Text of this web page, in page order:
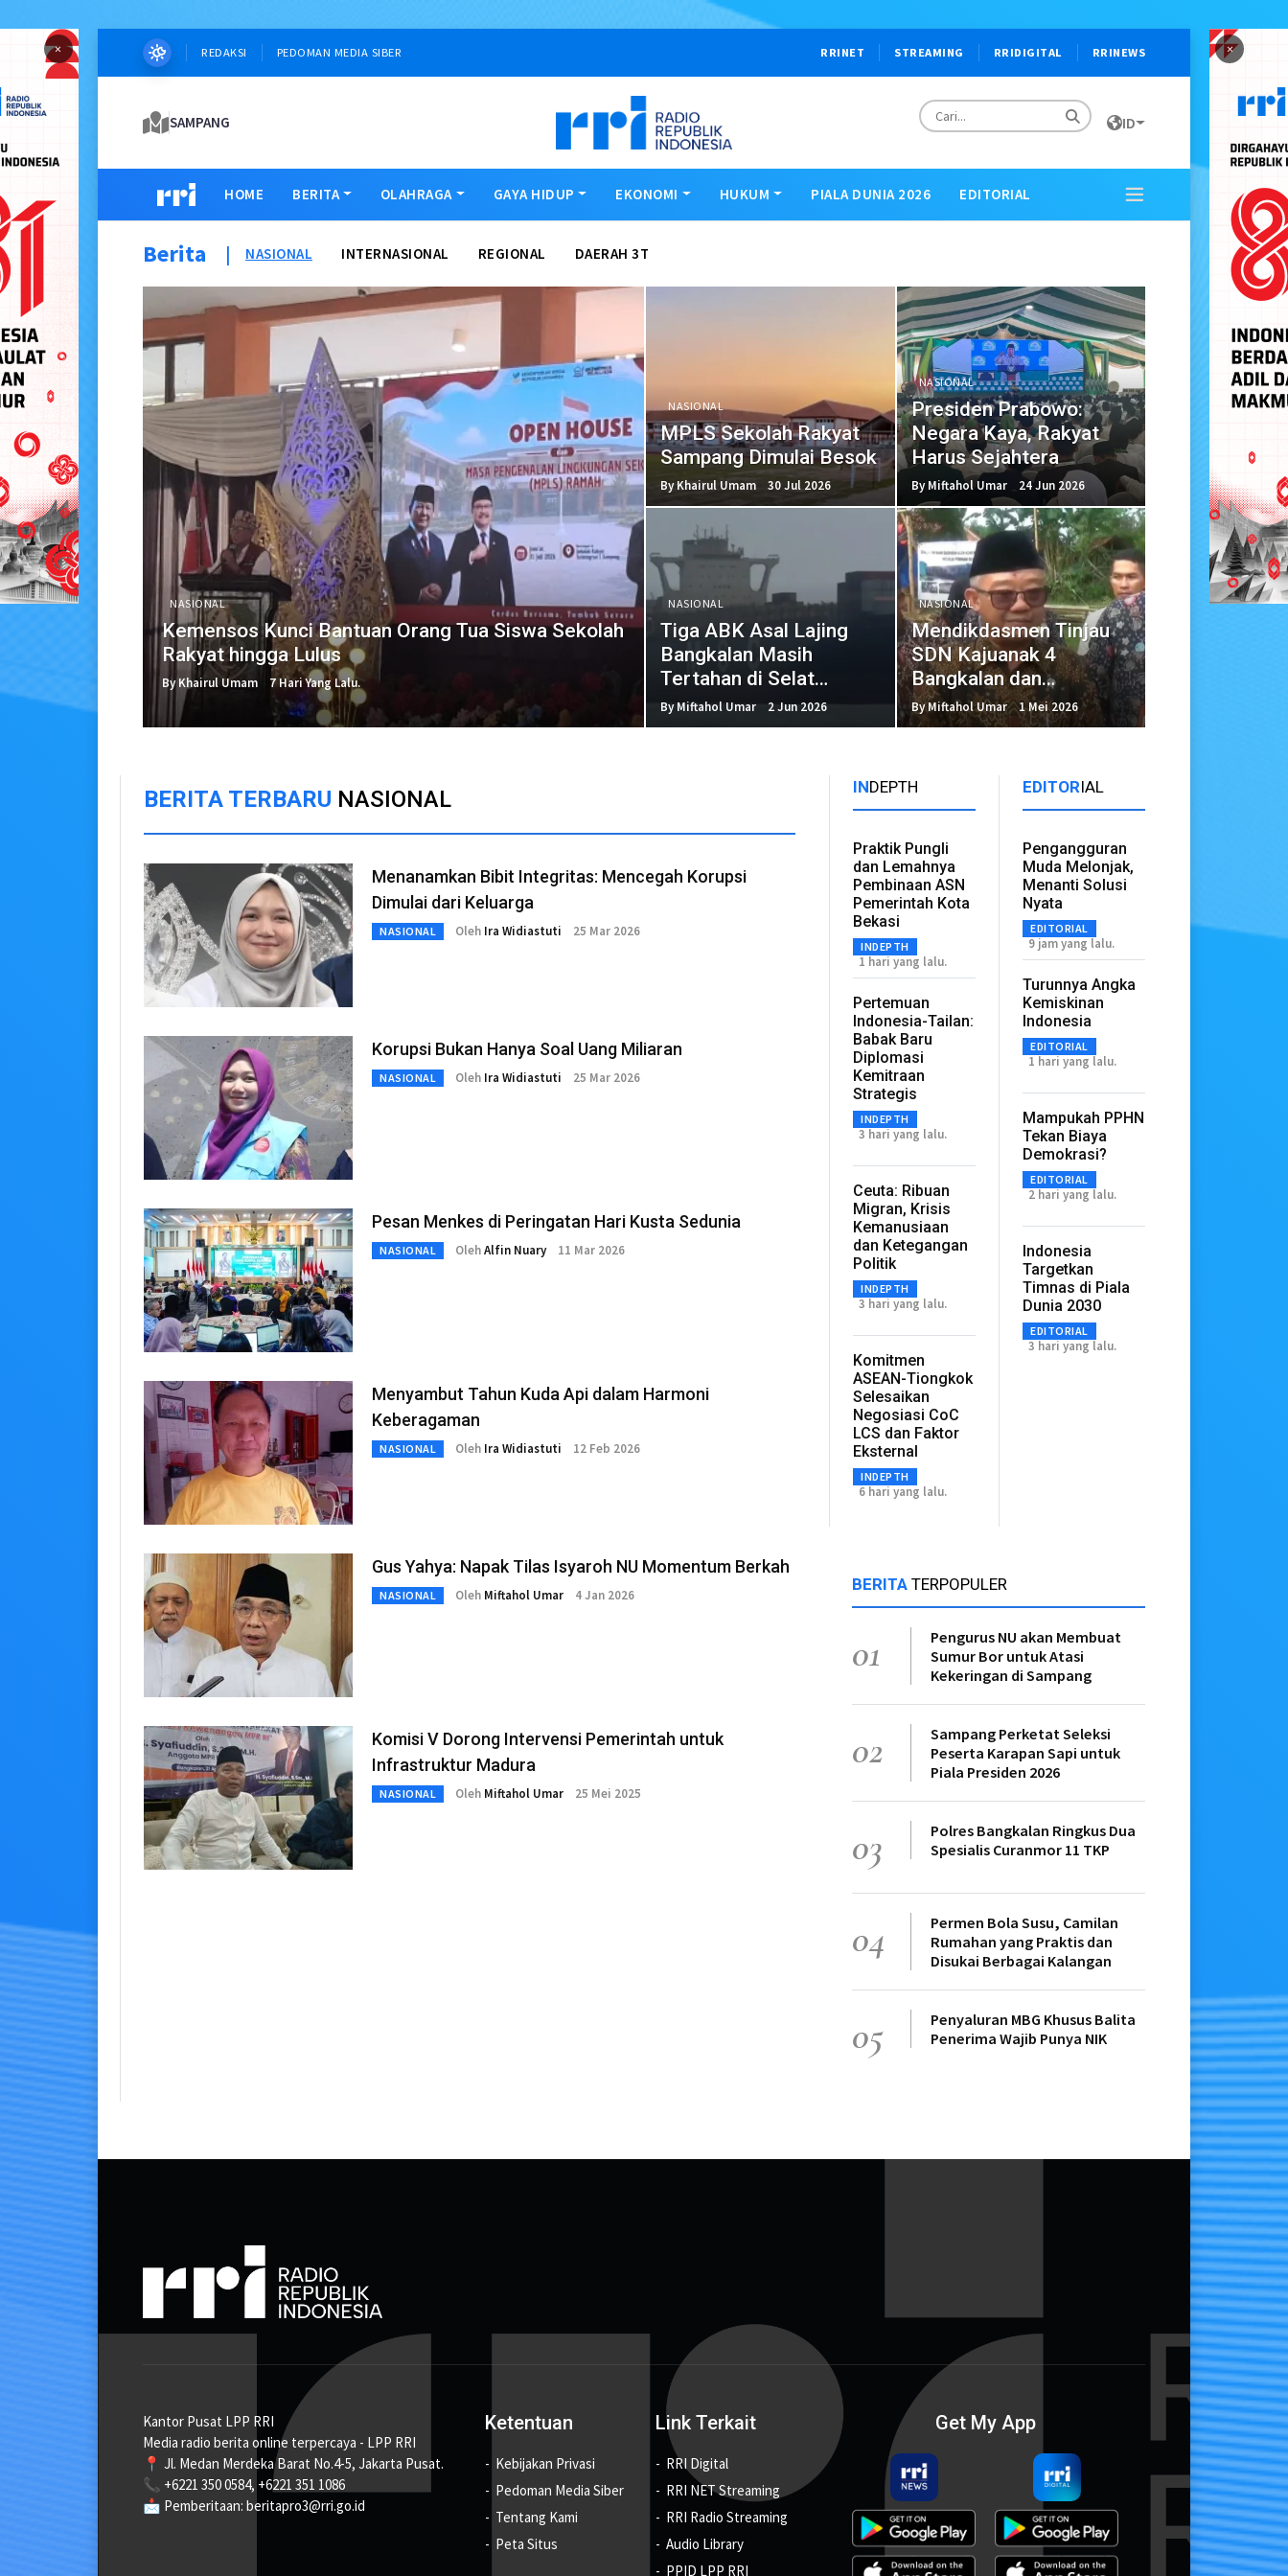
× ×
REDAKSI PEDOMAN MEDIA SIBER RRINET STREAMING RRIDIGITAL RRINEWS
SAMPANG ID
HOME BERITA OLAHRAGA GAYA HIDUP EKONOMI HUKUM PIALA DUNIA 2026 EDITORIAL
Berita | NASIONAL INTERNASIONAL REGIONAL DAERAH 3T
NASIONAL
Kemensos Kunci Bantuan Orang Tua Siswa Sekolah
Rakyat hingga Lulus
By Khairul Umam 7 Hari Yang Lalu.
NASIONAL
MPLS Sekolah Rakyat
Sampang Dimulai Besok
By Khairul Umam 30 Jul 2026
NASIONAL
Presiden Prabowo:
Negara Kaya, Rakyat
Harus Sejahtera
By Miftahol Umar 24 Jun 2026
NASIONAL
Tiga ABK Asal Lajing
Bangkalan Masih
Tertahan di Selat
Hormuz
By Miftahol Umar 2 Jun 2026
NASIONAL
Mendikdasmen Tinjau
SDN Kajuanak 4
Bangkalan dan
Resmikan Masjid
By Miftahol Umar 1 Mei 2026
BERITA TERBARU NASIONAL
Menanamkan Bibit Integritas: Mencegah Korupsi
Dimulai dari Keluarga
NASIONAL Oleh Ira Widiastuti 25 Mar 2026
Korupsi Bukan Hanya Soal Uang Miliaran
NASIONAL Oleh Ira Widiastuti 25 Mar 2026
Pesan Menkes di Peringatan Hari Kusta Sedunia
NASIONAL OlehAlfin Nuary 11 Mar 2026
Menyambut Tahun Kuda Api dalam Harmoni
Keberagaman
NASIONAL Oleh Ira Widiastuti 12 Feb 2026
Gus Yahya: Napak Tilas Isyaroh NU Momentum Berkah
NASIONAL Oleh Miftahol Umar 4 Jan 2026
Komisi V Dorong Intervensi Pemerintah untuk
Infrastruktur Madura
NASIONAL Oleh Miftahol Umar 25 Mei 2025
INDEPTH
Praktik Pungli
dan Lemahnya
Pembinaan ASN
Pemerintah Kota
Bekasi
INDEPTH
1 hari yang lalu.
Pertemuan
Indonesia-Tailan:
Babak Baru
Diplomasi
Kemitraan
Strategis
INDEPTH
3 hari yang lalu.
Ceuta: Ribuan
Migran, Krisis
Kemanusiaan
dan Ketegangan
Politik
INDEPTH
3 hari yang lalu.
Komitmen
ASEAN-Tiongkok
Selesaikan
Negosiasi CoC
LCS dan Faktor
Eksternal
INDEPTH
6 hari yang lalu.
EDITORIAL
Pengangguran
Muda Melonjak,
Menanti Solusi
Nyata
EDITORIAL
9 jam yang lalu.
Turunnya Angka
Kemiskinan
Indonesia
EDITORIAL
1 hari yang lalu.
Mampukah PPHN
Tekan Biaya
Demokrasi?
EDITORIAL
2 hari yang lalu.
Indonesia
Targetkan
Timnas di Piala
Dunia 2030
EDITORIAL
3 hari yang lalu.
BERITATERPOPULER
01
Pengurus NU akan Membuat
Sumur Bor untuk Atasi
Kekeringan di Sampang
02
Sampang Perketat Seleksi
Peserta Karapan Sapi untuk
Piala Presiden 2026
03
Polres Bangkalan Ringkus Dua
Spesialis Curanmor 11 TKP
04
Permen Bola Susu, Camilan
Rumahan yang Praktis dan
Disukai Berbagai Kalangan
05
Penyaluran MBG Khusus Balita
Penerima Wajib Punya NIK
Kantor Pusat LPP RRI
Media radio berita online terpercaya - LPP RRI
📍 Jl. Medan Merdeka Barat No.4-5, Jakarta Pusat.
📞 +6221 350 0584, +6221 351 1086
📩 Pemberitaan: beritapro3@rri.go.id
Ketentuan
Kebijakan Privasi
Pedoman Media Siber
Tentang Kami
Peta Situs
Link Terkait
RRI Digital
RRI NET Streaming
RRI Radio Streaming
Audio Library
PPID LPP RRI
Get My App